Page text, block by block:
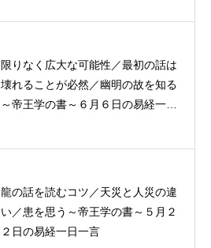
限りなく広大な可能性／最初の話は
壊れることが必然／幽明の故を知る
～帝王学の書～６月６日の易経一日
龍の話を読むコツ／天災と人災の違
い／患を思う～帝王学の書～５月２
２日の易経一日一言